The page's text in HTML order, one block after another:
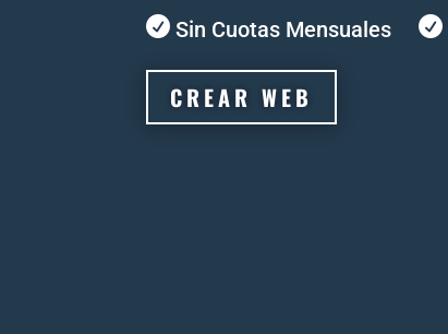
 Sin Cuotas Mensuales
CREAR WEB